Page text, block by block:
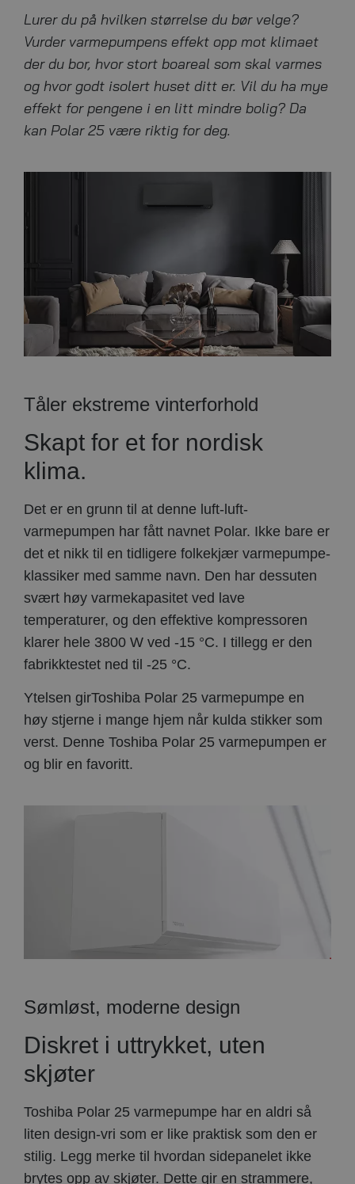
Lurer du på hvilken størrelse du bør velge?
Vurder varmepumpens effekt opp mot klimaet
der du bor, hvor stort boareal som skal varmes
og hvor godt isolert huset ditt er. Vil du ha mye
effekt for pengene i en litt mindre bolig? Da
kan Polar 25 være riktig for deg.
Tåler ekstreme vinterforhold
Skapt for et for nordisk
klima.
Det er en grunn til at denne luft-luft-
varmepumpen har fått navnet Polar. Ikke bare er
det et nikk til en tidligere folkekjær varmepumpe-
klassiker med samme navn. Den har dessuten
svært høy varmekapasitet ved lave
temperaturer, og den effektive kompressoren
klarer hele 3800 W ved -15 °C. I tillegg er den
fabrikktestet ned til -25 °C.
Ytelsen girToshiba Polar 25 varmepumpe en
høy stjerne i mange hjem når kulda stikker som
verst. Denne Toshiba Polar 25 varmepumpen er
og blir en favoritt.
Sømløst, moderne design
Diskret i uttrykket, uten
skjøter
Toshiba Polar 25 varmepumpe har en aldri så
liten design-vri som er like praktisk som den er
stilig. Legg merke til hvordan sidepanelet ikke
brytes opp av skjøter. Dette gir en strammere,